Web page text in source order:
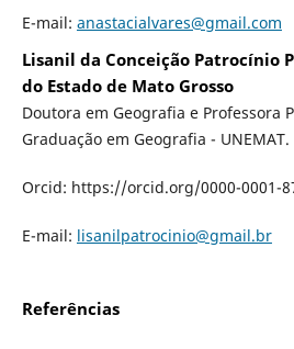
E-mail: anastacialvares@gmail.com
Lisanil da Conceição Patrocínio
do Estado de Mato Grosso
Doutora em Geografia e Professora
Graduação em Geografia - UNEMAT.
Orcid: https://orcid.org/0000-0001-
E-mail: lisanilpatrocinio@gmail.br
Referências